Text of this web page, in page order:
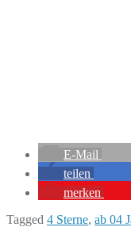
E-Mail
teilen
merken
Tagged 4 Sterne, ab 04